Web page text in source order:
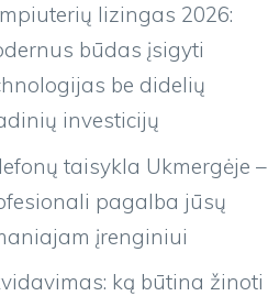
lizingas 2026:
būdas įsigyti
be didelių
investicijų
taisykla Ukmergėje –
pagalba jūsų
įrenginiui
ką būtina žinoti